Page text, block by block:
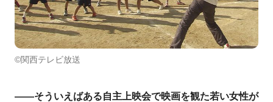
©関西テレビ放送
――そういえばある自主上映会で映画を観た若い女性が